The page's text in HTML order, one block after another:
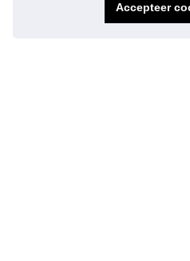
Accepteer